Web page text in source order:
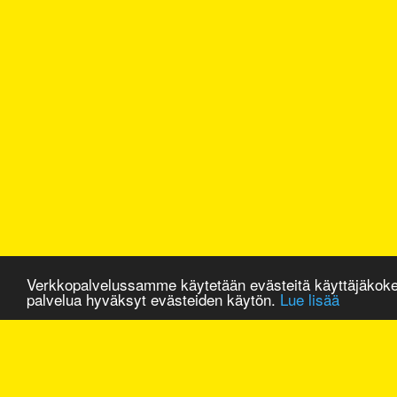
Verkkopalvelussamme käytetään evästeitä
palvelua hyväksyt evästeiden käytön. Lue lisää